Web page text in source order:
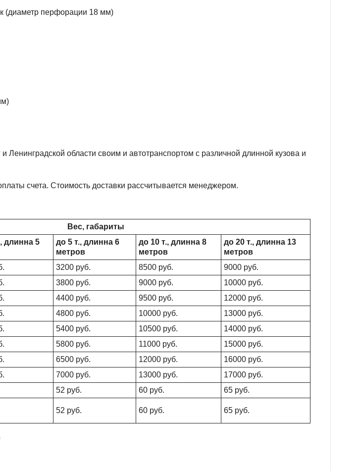
(диаметр перфорации 18 мм)
Ленинградской области своим и автотранспортом с различной длинной кузова и
счета. Стоимость доставки рассчитывается менеджером.
Вес, габариты
длинна 5
до 5 т., длинна 6
метров
до 10 т., длинна 8
метров
до 20 т., длинна 13
метров
3200 руб. 8500 руб.
9000 руб.
3800 руб. 9000 руб.
10000 руб.
4400 руб. 9500 руб.
12000 руб.
4800 руб. 10000 руб.
13000 руб.
5400 руб. 10500 руб.
14000 руб.
5800 руб. 11000 руб.
15000 руб.
6500 руб. 12000 руб.
16000 руб.
7000 руб. 13000 руб.
17000 руб.
52 руб. 60 руб.
65 руб.
52 руб. 60 руб. 65 руб.